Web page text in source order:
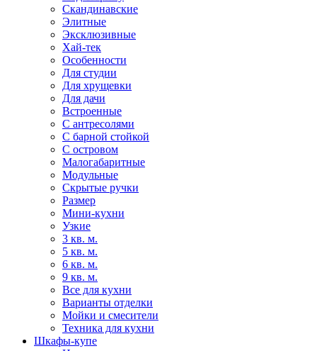
Скандинавские
Элитные
Эксклюзивные
Хай-тек
Особенности
Для студии
Для хрущевки
Для дачи
Встроенные
С антресолями
С барной стойкой
С островом
Малогабаритные
Модульные
Скрытые ручки
Размер
Мини-кухни
Узкие
3 кв. м.
5 кв. м.
6 кв. м.
9 кв. м.
Все для кухни
Варианты отделки
Мойки и смесители
Техника для кухни
Шкафы-купе